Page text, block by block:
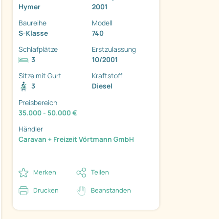
Hymer
2001
Baureihe
S-Klasse
Modell
740
Schlafplätze
3
Erstzulassung
10/2001
Sitze mit Gurt
3
Kraftstoff
Diesel
Preisbereich
35.000 - 50.000 €
Händler
Caravan + Freizeit Vörtmann GmbH
Merken Teilen
Drucken Beanstanden